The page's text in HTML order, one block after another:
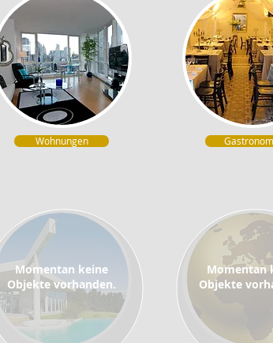
Wohnungen
Momentan keine
Objekte vorhanden.
Momentan
Objekte